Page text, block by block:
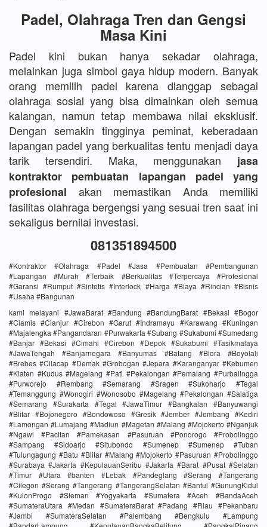
Padel, Olahraga Tren dan Gengsi
Masa Kini
Padel kini bukan hanya sekadar olahraga,
melainkan juga simbol gaya hidup modern. Banyak
orang memilih padel karena dianggap sebagai
olahraga sosial yang bisa dimainkan oleh semua
kalangan, namun tetap membawa nilai eksklusif.
Dengan semakin tingginya peminat, keberadaan
lapangan padel yang berkualitas tentu menjadi daya
tarik tersendiri. Maka, menggunakan jasa
kontraktor pembuatan lapangan padel yang
profesional akan memastikan Anda memiliki
fasilitas olahraga bergengsi yang sesuai tren saat ini
sekaligus bernilai investasi.
081351894500
#Kontraktor #Olahraga #Padel #Jasa #Pembuatan #Pembangunan
#Lapangan #Murah #Terbaik #Berkualitas #Terpercaya #Profesional
#Garansi #Rumput #Sintetis #Interlock #Harga #Biaya #Rincian #Bisnis
#Usaha #Bangunan
kami melayani #JawaBarat #Bandung #BandungBarat #Bekasi #Bogor
#Ciamis #Cianjur #Cirebon #Garut #Indramayu #Karawang #Kuningan
#Majalengka #Pangandaran #Purwakarta #Subang #Sukabumi #Sumedang
#Banjar #Bekasi #Cimahi #Cirebon #Depok #Sukabumi #Tasikmalaya
#JawaTengah #Banjarnegara #Banyumas #Batang #Blora #Boyolali
#Brebes #Cilacap #Demak #Grobogan #Jepara #Karanganyar #Kebumen
#Klaten #Kudus #Magelang #Pati #Pekalongan #Pemalang #Purbalingga
#Purworejo #Rembang #Semarang #Sragen #Sukoharjo #Tegal
#Temanggung #Wonogiri #Wonosobo #Magelang #Pekalongan #Salatiga
#Semarang #Surakarta #Tegal #JawaTimur #Bangkalan #Banyuwangi
#Blitar #Bojonegoro #Bondowoso #Gresik #Jember #Jombang #Kediri
#Lamongan #Lumajang #Madiun #Magetan #Malang #Mojokerto #Nganjuk
#Ngawi #Pacitan #Pamekasan #Pasuruan #Ponorogo #Probolinggo
#Sampang #Sidoarjo #Situbondo #Sumenep #Sumenep #Tuban
#Tulungagung #Batu #Blitar #Malang #Mojokerto #Pasuruan #Probolinggo
#Surabaya #Jakarta #KepulauanSeribu #Jakarta #Barat #Pusat #Selatan
#Timur #Utara #banten #Lebak #Pandeglang #Serang #Tangerang
#Cilegon #Serang #Tangerang #TangerangSelatan #Bantul #GunungKidul
#KulonProgo #Sleman #Yogyakarta #Sumatera #Aceh #BandaAceh
#SumateraUtara #Medan #SumateraBarat #Padang #Riau #Pekanbaru
#Jambi #SumateraSelatan #Palembang #Bengkulu #Lampung